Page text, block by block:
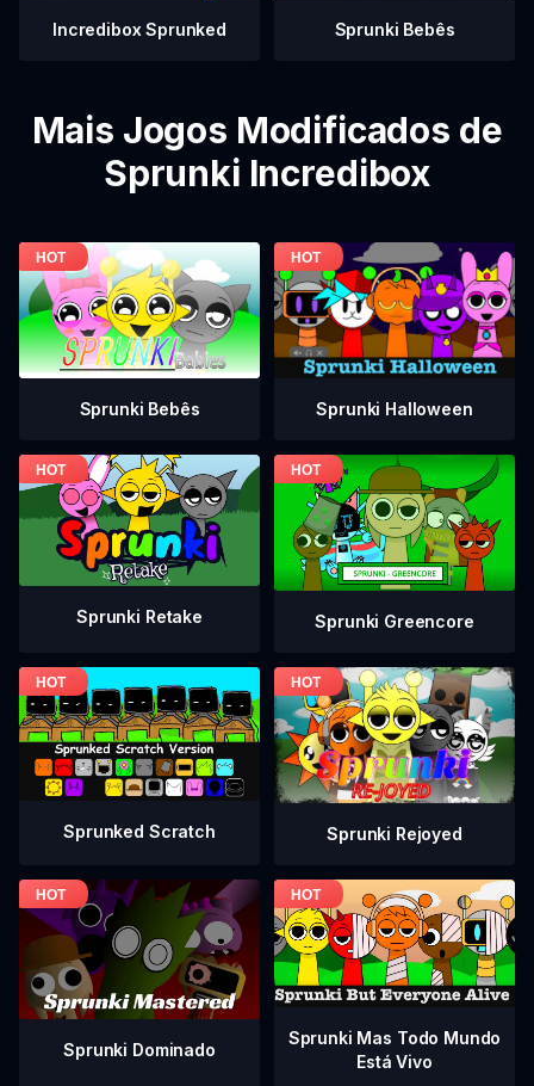
Incredibox Sprunked Sprunki Bebês
Mais Jogos Modificados de
Sprunki Incredibox
Sprunki Bebês Sprunki Halloween
Sprunki Retake Sprunki Greencore
Sprunked Scratch Sprunki Rejoyed
Sprunki Dominado
Sprunki Mas Todo Mundo
Está Vivo